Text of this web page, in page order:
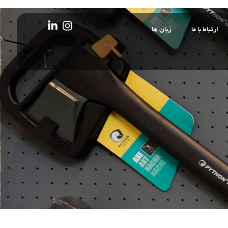
ارتباط با ما زبان ها